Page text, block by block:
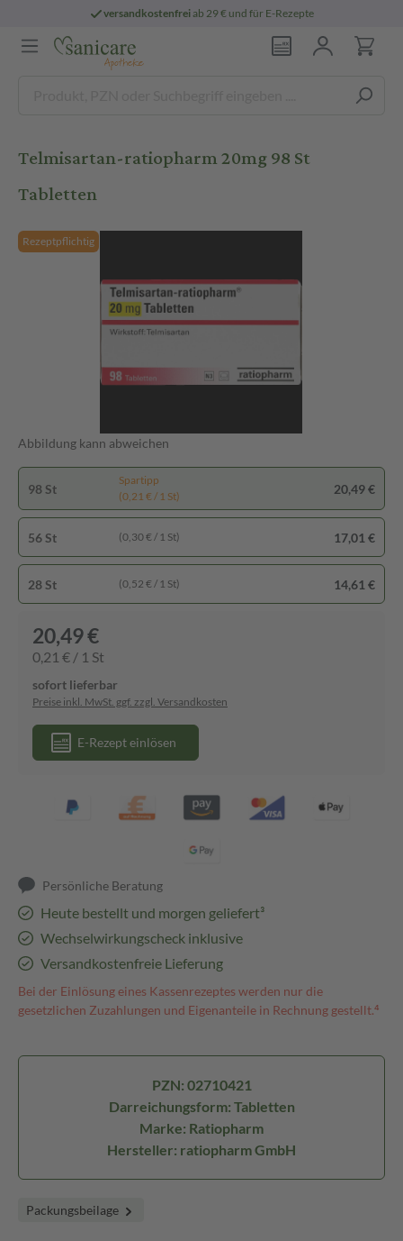
versandkostenfreiab 29 € und für E-Rezepte
Telmisartan-ratiopharm 20mg 98 St
Tabletten
Rezeptpflichtig
Abbildung kann abweichen
98 St
Spartipp
(0,21 € / 1 St)
20,49 €
56 St (0,30 € / 1 St) 17,01 €
28 St (0,52 € / 1 St) 14,61 €
20,49 €
0,21 € / 1 St
sofort lieferbar
Preise inkl. MwSt. ggf. zzgl. Versandkosten
E-Rezept einlösen
Persönliche Beratung
Heute bestellt und morgen geliefert³
Wechselwirkungscheck inklusive
Versandkostenfreie Lieferung
Bei der Einlösung eines Kassenrezeptes werden nur die
gesetzlichen Zuzahlungen und Eigenanteile in Rechnung gestellt.⁴
PZN: 02710421
Darreichungsform: Tabletten
Marke: Ratiopharm
Hersteller: ratiopharm GmbH
Packungsbeilage